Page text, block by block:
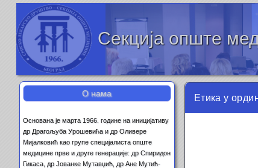
Секција опште
О нама
Основана је марта 1966. године на иницијативу
др Драгољуба Урошевића и др Оливере
Мијалковић као групе специјалиста опште
медицине прве и друге генерације: др Спиридон
Гикаса, др Јованке Мутавџић, др Ане Мутић-
Етика у